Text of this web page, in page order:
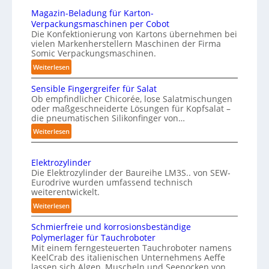
n
g
e
n
o
n
P
h
s
a
I
a
u
f
d
n
s
t
l
c
h
e
I
t
l
e
n
z
e
Magazin-Beladung für Karton-
Verpackungsmaschinen per Cobot
Die Konfektionierung von Kartons übernehmen bei
vielen Markenherstellern Maschinen der Firma
Somic Verpackungsmaschinen.
Weiterlesen:
M
a
g
a
z
i
-
e
l
d
u
n
g
f
Sensible Fingergreifer für Salat
Ob empfindlicher Chicorée, lose Salatmischungen
oder maßgeschneiderte Lösungen für Kopfsalat –
die pneumatischen Silikonfinger von…
Weiterlesen:
S
n
s
i
b
l
i
n
Elektrozylinder
Die Elektrozylinder der Baureihe LM3S.. von SEW-
Eurodrive wurden umfassend technisch
weiterentwickelt.
Weiterlesen:
E
l
e
k
t
Schmierfreie und korrosionsbeständige
Polymerlager für Tauchroboter
Mit einem ferngesteuerten Tauchroboter namens
KeelCrab des italienischen Unternehmens Aeffe